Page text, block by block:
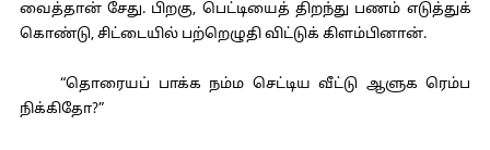
வைத்தான் சேது. பிறகு, பெட்டியைத் திறந்து பணம் எடுத்துக்
கொண்டு, சிட்டையில் பற்றெழுதி விட்டுக் கிளம்பினான்.
“தொரையப் பாக்க நம்ம செட்டிய வீட்டு ஆளுக ரெம்ப
நிக்கிதோ?”